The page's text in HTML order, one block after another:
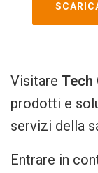
Visitare Tech
prodotti e
servizi della
Entrare in